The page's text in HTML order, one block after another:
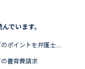
でいます。
2022.11.25 終活離婚のメリットや注意点などのポイントを弁護士が解説
養育費請求